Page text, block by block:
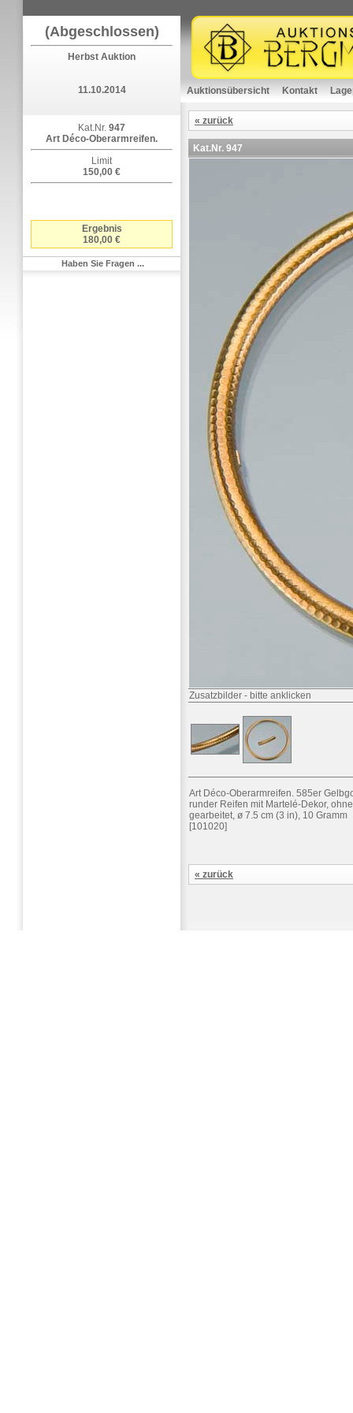
(Abgeschlossen)
Herbst Auktion
11.10.2014
Kat.Nr. 947
Art Déco-Oberarmreifen.
Limit
150,00 €
Ergebnis
180,00 €
Haben Sie Fragen ...
Auktionsübersicht Kontakt
« zurück
Kat.Nr. 947
Zusatzbilder - bitte anklicken
Art Déco-Oberarmreifen. 585er
runder Reifen mit Martelé-Dekor,
gearbeitet, ø 7.5 cm (3 in), 10 Gramm
[101020]
« zurück